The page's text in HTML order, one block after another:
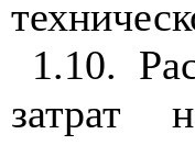
1.10.
затрат